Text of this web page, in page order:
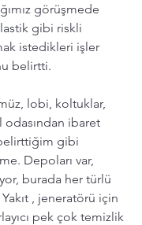
görüşmede
gibi riskli
istedikleri işler
belirtti.
lobi, koltuklar,
odasından ibaret
gibi
Depoları var,
burada her türlü
, jeneratörü için
pek çok temizlik